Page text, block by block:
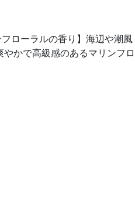
ローラルの香り】海辺や潮風
かで高級感のあるマリンフロ